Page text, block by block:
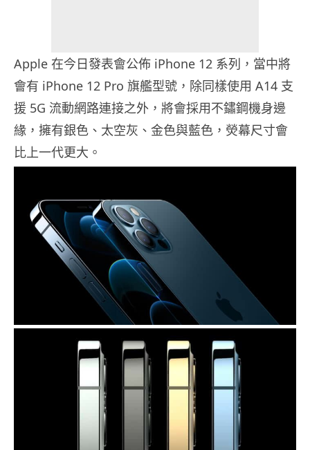
Apple 在今日發表會公佈 iPhone 12 系列，當中將
會有 iPhone 12 Pro 旗艦型號，除同樣使用 A14 支
援 5G 流動網路連接之外，將會採用不鏽鋼機身邊
緣，擁有銀色、太空灰、金色與藍色，熒幕尺寸會
比上一代更大。